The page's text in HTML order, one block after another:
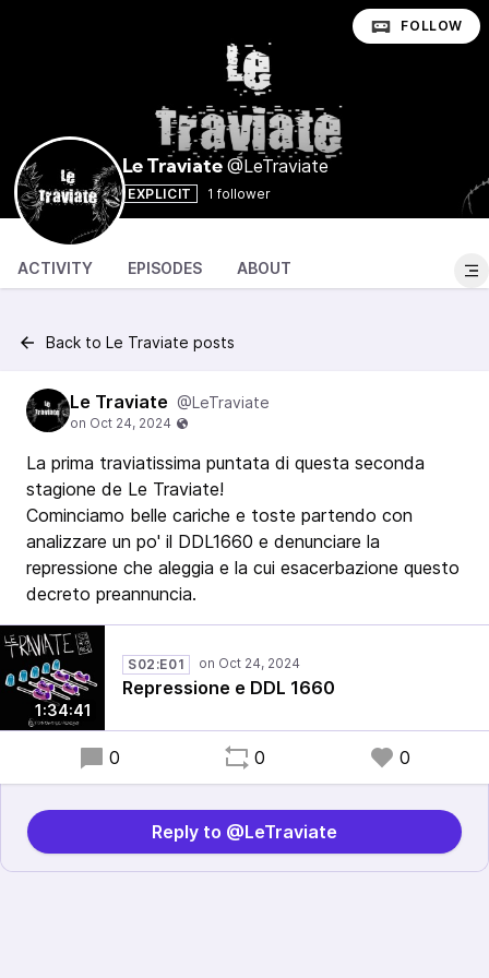
Le Traviate @LeTraviate
EXPLICIT 1 follower
FOLLOW
ACTIVITY EPISODES ABOUT
Back to Le Traviate posts
Le Traviate @LeTraviate
La prima traviatissima puntata di questa seconda
stagione de Le Traviate!
Cominciamo belle cariche e toste partendo con
analizzare un po' il DDL1660 e denunciare la
repressione che aleggia e la cui esacerbazione questo
decreto preannuncia.
1:34:41
S02:E01
Repressione e DDL 1660
0 0 0
Reply to @LeTraviate